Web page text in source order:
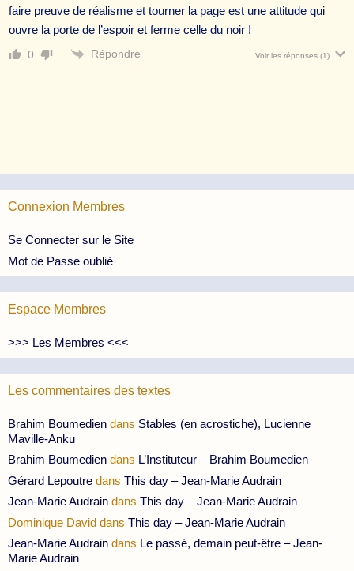
faire preuve de réalisme et tourner la page est une attitude qui
ouvre la porte de l’espoir et ferme celle du noir !
0 Répondre Voir les réponses (1)
Connexion Membres
Se Connecter sur le Site
Mot de Passe oublié
Espace Membres
>>> Les Membres <<<
Les commentaires des textes
Brahim Boumedien dans Stables (en acrostiche), Lucienne
Maville-Anku
Brahim Boumedien dans L’Instituteur – Brahim Boumedien
Gérard Lepoutre dans This day – Jean-Marie Audrain
Jean-Marie Audrain dans This day – Jean-Marie Audrain
Dominique David dans This day – Jean-Marie Audrain
Jean-Marie Audrain dans Le passé, demain peut-être – Jean-
Marie Audrain